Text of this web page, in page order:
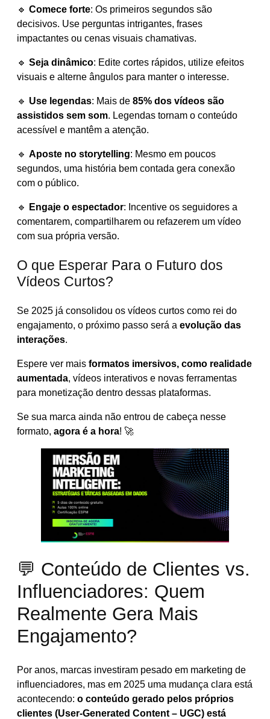
🔹 Comece forte: Os primeiros segundos são
decisivos. Use perguntas intrigantes, frases
impactantes ou cenas visuais chamativas.
🔹 Seja dinâmico: Edite cortes rápidos, utilize efeitos
visuais e alterne ângulos para manter o interesse.
🔹 Use legendas: Mais de 85% dos vídeos são
assistidos sem som. Legendas tornam o conteúdo
acessível e mantêm a atenção.
🔹 Aposte no storytelling: Mesmo em poucos
segundos, uma história bem contada gera conexão
com o público.
🔹 Engaje o espectador: Incentive os seguidores a
comentarem, compartilharem ou refazerem um vídeo
com sua própria versão.
O que Esperar Para o Futuro dos
Vídeos Curtos?
Se 2025 já consolidou os vídeos curtos como rei do
engajamento, o próximo passo será a evolução das
interações.
Espere ver mais formatos imersivos, como realidade
aumentada, vídeos interativos e novas ferramentas
para monetização dentro dessas plataformas.
Se sua marca ainda não entrou de cabeça nesse
formato, agora é a hora! 🚀
💬 Conteúdo de Clientes vs.
Influenciadores: Quem
Realmente Gera Mais
Engajamento?
Por anos, marcas investiram pesado em marketing de
influenciadores, mas em 2025 uma mudança clara está
acontecendo: o conteúdo gerado pelos próprios
clientes (User-Generated Content – UGC) está